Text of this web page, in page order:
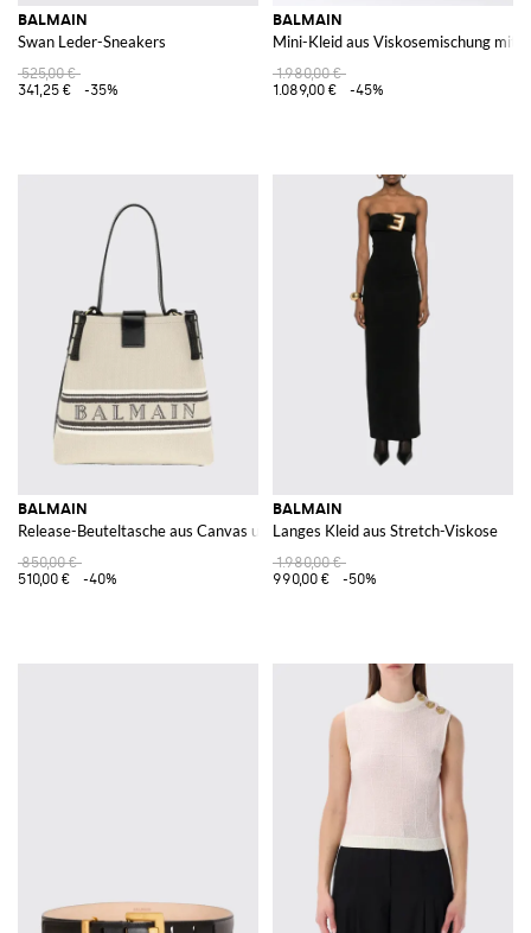
BALMAIN
Swan Leder-Sneakers
525,00 €
341,25 €
-35%
BALMAIN
Mini-Kleid aus Viskosemischung mit
1.980,00 €
1.089,00 €
-45%
BALMAIN
Release-Beuteltasche aus Canvas und Leder
850,00 €
510,00 €
-40%
BALMAIN
Langes Kleid aus Stretch-Viskose
1.980,00 €
990,00 €
-50%